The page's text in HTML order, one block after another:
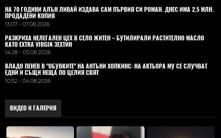
НА 70 ГОДИНИ АЛЪН ЛИВАЙ ИЗДАВА САМ ПЪРВИЯ СИ РОМАН. ДНЕС ИМА 2,5 МЛН.
ПРОДАДЕНИ КОПИЯ
13:07 - 07.08.2026
РАЗКРИХА НЕЛЕГАЛЕН ЦЕХ В СЕЛО ЖИТЕН – БУТИЛИРАЛИ РАСТИТЕЛНО МАСЛО
КАТО EXTRA VIRGIN ЗЕХТИН
14:28 - 05.08.2026
ВЛАДO ПЕНЕВ В "ОБУВКИТЕ" НА АНТЪНИ ХОПКИНС: НА АКТЬОРА МУ СЕ СЛУЧВАТ
ЕДНИ И СЪЩИ НЕЩА ПО ЦЕЛИЯ СВЯТ
10:52 - 04.08.2026
ВИДЕО И ГАЛЕРИЯ